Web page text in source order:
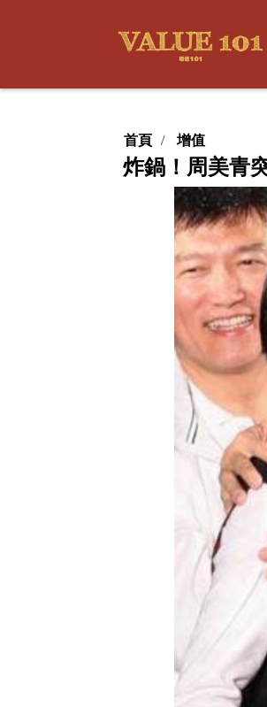
首頁 增值
炸鍋！周美青